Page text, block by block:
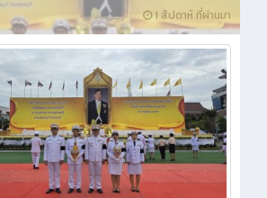
1 สัปดาห์ ที่ผ่านมา